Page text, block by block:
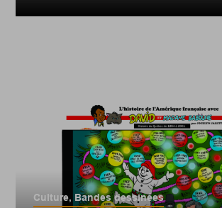
Culture, Bandes dessinées